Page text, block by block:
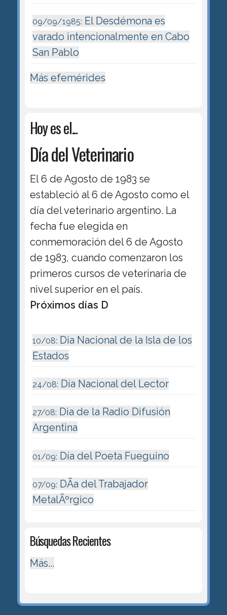
09/09/1985: El Desdémona es
varado intencionalmente en Cabo
San Pablo
Más efemérides
Hoy es el...
Día del Veterinario
El 6 de Agosto de 1983 se
estableció al 6 de Agosto como el
día del veterinario argentino. La
fecha fue elegida en
conmemoración del 6 de Agosto
de 1983, cuando comenzaron los
primeros cursos de veterinaria de
nivel superior en el país.
Próximos días D
10/08: Dia Nacional de la Isla de los
Estados
24/08: Día Nacional del Lector
27/08: Dia de la Radio Difusión
Argentina
01/09: Día del Poeta Fueguino
07/09: DÃ­a del Trabajador
MetalÃºrgico
Búsquedas Recientes
Más...